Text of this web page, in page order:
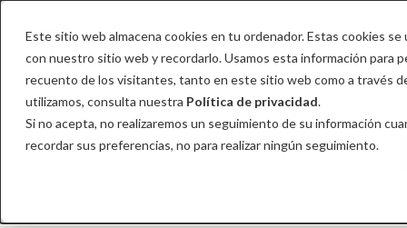
Este sitio web almacena cookies en tu ordenador. Estas cookies
con nuestro sitio web y recordarlo. Usamos esta información para
recuento de los visitantes, tanto en este sitio web como a través
utilizamos, consulta nuestra Política de privacidad.
Si no acepta, no realizaremos un seguimiento de su información
recordar sus preferencias, no para realizar ningún seguimiento.